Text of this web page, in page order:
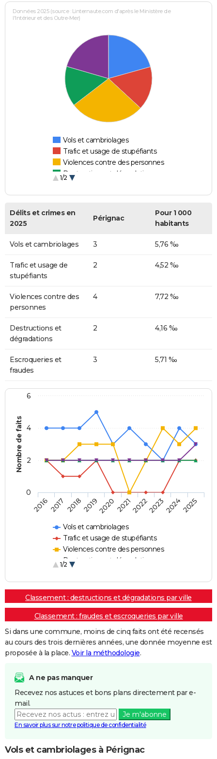
Données 2025 (source : Linternaute.com d'après le Ministère de
l'Intérieur et des Outre-Mer)
Vols et cambriolages
Trafic et usage de stupéfiants
Violences contre des personnes
Destructions et dégradations
1/2
Délits et crimes en
2025
Pérignac
Pour 1 000
habitants
Vols et cambriolages 3 5,76 ‰
Trafic et usage de
stupéfiants
2 4,52 ‰
Violences contre des
personnes
4 7,72 ‰
Destructions et
dégradations
2 4,16 ‰
Escroqueries et
fraudes
3 5,71 ‰
Nombre de faits
Vols et cambriolages
Trafic et usage de stupéfiants
Violences contre des personnes
Destructions et dégradations
1/2
20162017 20182019202020212022202320242025
0
2
4
6
Classement : destructions et dégradations par ville
Classement : fraudes et escroqueries par ville
Si dans une commune, moins de cinq faits ont été recensés
au cours des trois dernières années, une donnée moyenne est
proposée à la place. Voir la méthodologie.
A ne pas manquer
Recevez nos astuces et bons plans directement par e-
mail.
Je m'abonne
En savoir plus sur notre politique de confidentialité
Vols et cambriolages à Pérignac